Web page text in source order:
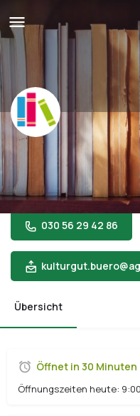
Die Anlaufstelle, um
Angerdorf zu bieten hat
030 56 29 42 86
Übersicht
Öffnet in 30 Minuten
Öffnungszeiten heute: